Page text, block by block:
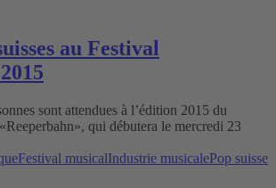
au Festival
sont attendues à l’édition 2015 du
qui débutera le mercredi 23
Festival musicalIndustrie musicalePop suisse